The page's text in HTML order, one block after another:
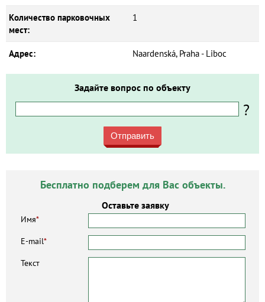
Количество парковочных
мест:
1
Адрес: Naardenská, Praha - Liboc
Задайте вопрос по объекту
?
Отправить
Бесплатно подберем для Вас объекты.
Оставьте заявку
Имя*
E-mail*
Текст